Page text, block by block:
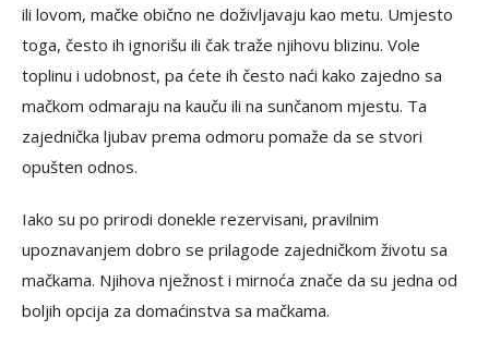
ili lovom, mačke obično ne doživljavaju kao metu. Umjesto
toga, često ih ignorišu ili čak traže njihovu blizinu. Vole
toplinu i udobnost, pa ćete ih često naći kako zajedno sa
mačkom odmaraju na kauču ili na sunčanom mjestu. Ta
zajednička ljubav prema odmoru pomaže da se stvori
opušten odnos.
Iako su po prirodi donekle rezervisani, pravilnim
upoznavanjem dobro se prilagode zajedničkom životu sa
mačkama. Njihova nježnost i mirnoća znače da su jedna od
boljih opcija za domaćinstva sa mačkama.